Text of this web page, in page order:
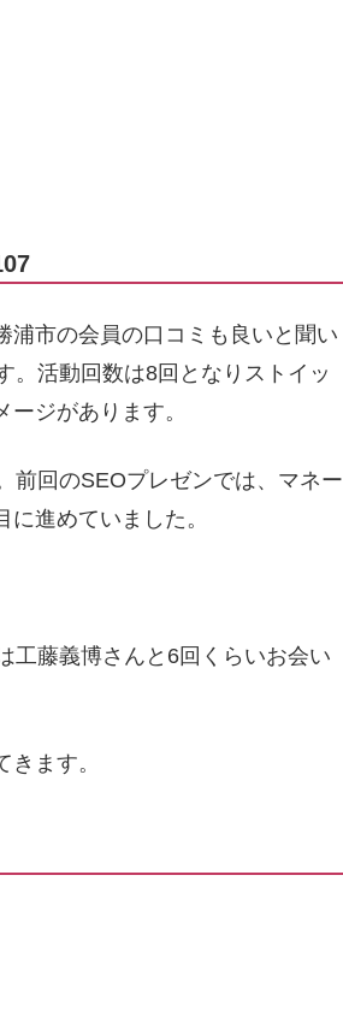
浦市の会員の口コミも良いと聞い
。活動回数は8回となりストイッ
ジがあります。
前回のSEOプレゼンでは、マネー
進めていました。
工藤義博さんと6回くらいお会い
ます。